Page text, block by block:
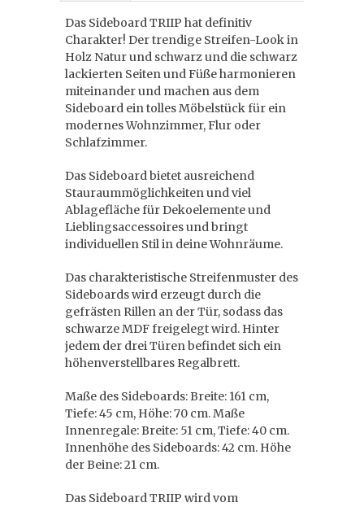
Das Sideboard TRIIP hat definitiv
Charakter! Der trendige Streifen-Look in
Holz Natur und schwarz und die schwarz
lackierten Seiten und Füße harmonieren
miteinander und machen aus dem
Sideboard ein tolles Möbelstück für ein
modernes Wohnzimmer, Flur oder
Schlafzimmer.
Das Sideboard bietet ausreichend
Stauraummöglichkeiten und viel
Ablagefläche für Dekoelemente und
Lieblingsaccessoires und bringt
individuellen Stil in deine Wohnräume.
Das charakteristische Streifenmuster des
Sideboards wird erzeugt durch die
gefrästen Rillen an der Tür, sodass das
schwarze MDF freigelegt wird. Hinter
jedem der drei Türen befindet sich ein
höhenverstellbares Regalbrett.
Maße des Sideboards: Breite: 161 cm,
Tiefe: 45 cm, Höhe: 70 cm. Maße
Innenregale: Breite: 51 cm, Tiefe: 40 cm.
Innenhöhe des Sideboards: 42 cm. Höhe
der Beine: 21 cm.
Das Sideboard TRIIP wird vom